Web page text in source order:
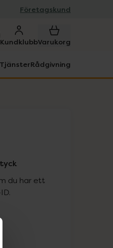
Företagskund
KundklubbVarukorg
TjänsterRådgivning
du har ett